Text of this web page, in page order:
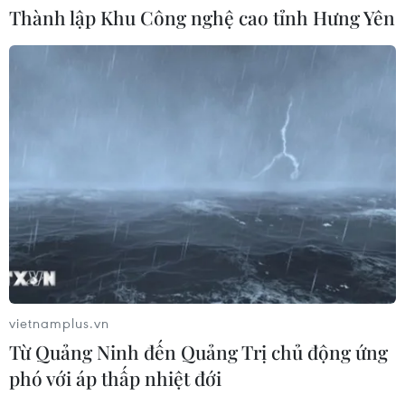
Quang: Sáng mai (5/8), công bố
phương án xử lý
04/08/2026 11:11
Xem thêm
Thành lập Khu Công nghệ cao tỉnh Hưng Yên
vietnamplus.vn
Từ Quảng Ninh đến Quảng Trị chủ động ứng
phó với áp thấp nhiệt đới